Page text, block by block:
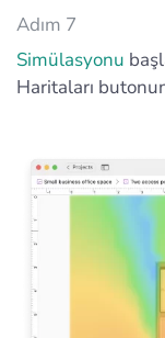
Adım 7
Simülasyonu
Haritaları